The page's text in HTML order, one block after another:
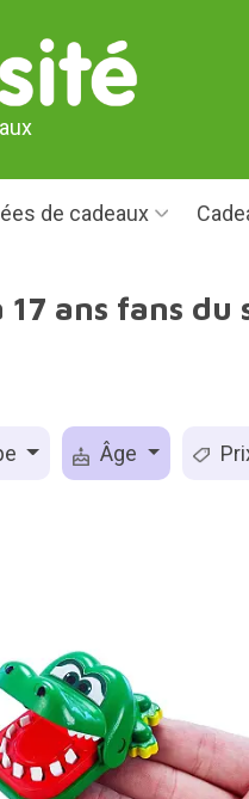
de cadeaux
17 ans fans
Âge